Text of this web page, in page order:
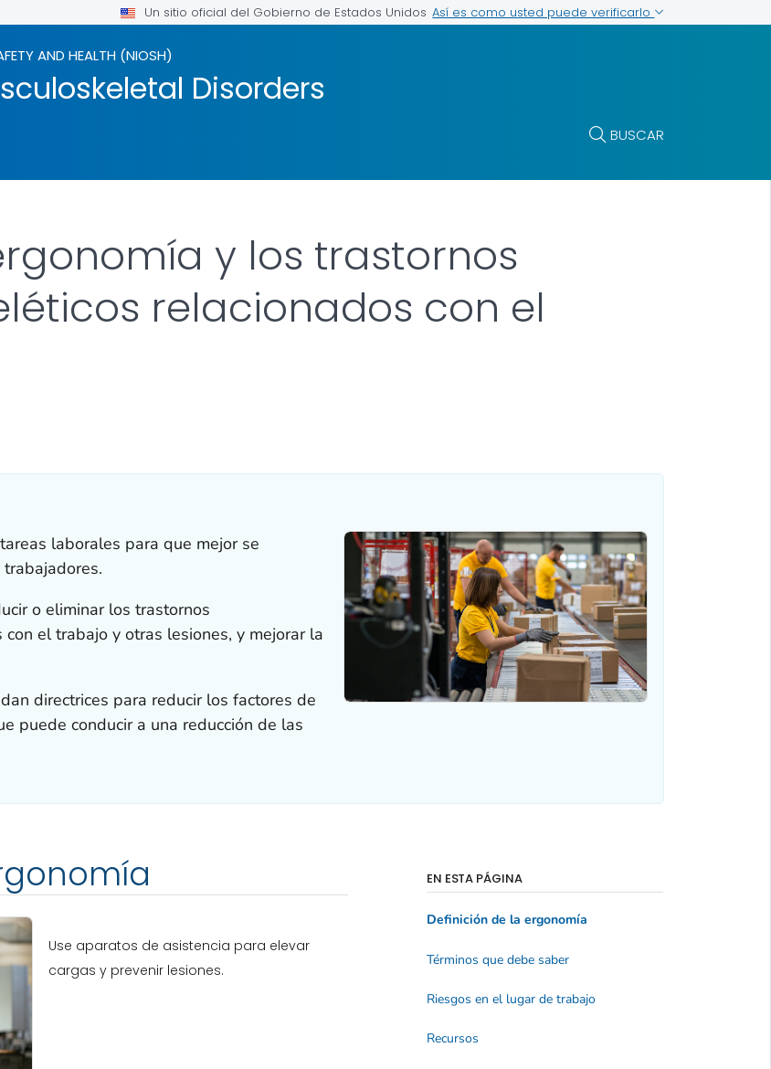
Un sitio oficial del Gobierno de Estados Unidos Así es como usted puede verificarlo
AND HEALTH (NIOSH)
Disorders
BUSCAR
y los trastornos
relacionados con el
laborales para que mejor se
o eliminar los trastornos
el trabajo y otras lesiones, y mejorar la
directrices para reducir los factores de
puede conducir a una reducción de las
Use aparatos de asistencia para elevar
cargas y prevenir lesiones.
EN ESTA PÁGINA
Definición de la ergonomía
Términos que debe saber
Riesgos en el lugar de trabajo
Recursos